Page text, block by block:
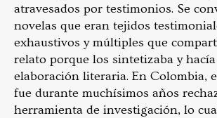
atravesados por testimonios. Se
novelas que eran tejidos
exhaustivos y múltiples que
relato porque los sintetizaba y
elaboración literaria. En Colombia,
fue durante muchísimos años
herramienta de investigación, lo